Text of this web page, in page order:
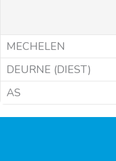
MECHELEN
DEURNE (DIEST)
AS